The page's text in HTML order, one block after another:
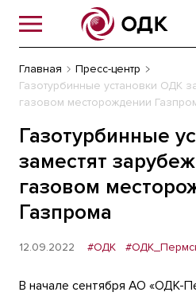
Главная
Пресс-центр
Газотурбинные установки ОДК
газовом месторождении
Газотурбинные
заместят
газовом
Газпрома
12.09.2022 #ОДК
В начале сентября АО «ОДК-